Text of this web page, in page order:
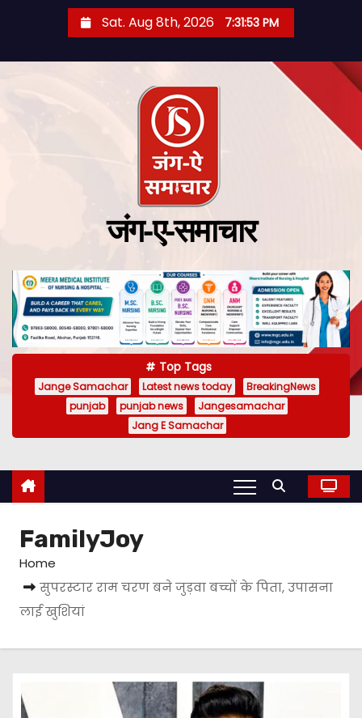
Sat. Aug 8th, 2026 7:31:54 PM
जंग-ए-समाचार
Top Tags
Jange Samachar Latest news today
BreakingNews
punjab
punjab news
Jangesamachar
Jang E Samachar
FamilyJoy
Home
सुपरस्टार राम चरण बने जुड़वा बच्चों के पिता, उपासना
लाई खुशियां